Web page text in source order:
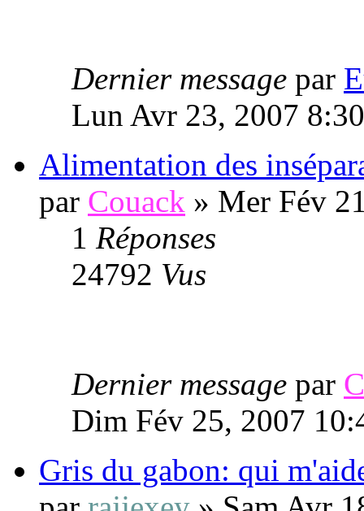
Dernier message par
Lun Avr 23, 2007
Alimentation des
par Couack » Mer Fév
1 Réponses
24792 Vus
Dernier message par
Dim Fév 25, 2007
Gris du gabon: qui